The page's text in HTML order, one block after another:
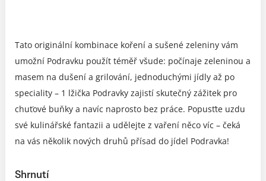
Tato originální kombinace koření a sušené zeleniny vám
umožní Podravku použít téměř všude: počínaje zeleninou a
masem na dušení a grilování, jednoduchými jídly až po
speciality – 1 lžička Podravky zajistí skutečný zážitek pro
chuťové buňky a navíc naprosto bez práce. Popusťte uzdu
své kulinářské fantazii a udělejte z vaření něco víc – čeká
na vás několik nových druhů přísad do jídel Podravka!
Shrnutí